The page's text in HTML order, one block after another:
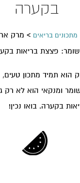
בקערה
מתכונים בריאים > מרק
פצצת בריאות
הוא תמיד מתכון
ומנקאי הוא לא רק
בקערה. בואו נכין!